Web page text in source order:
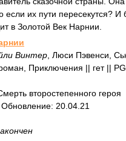
если их пути пересекутся? И
в Золотой Век Нарнии.
Винтер , Люси Пэвенси,
Приключения || гет ||
второстепенного героя
20.04.21